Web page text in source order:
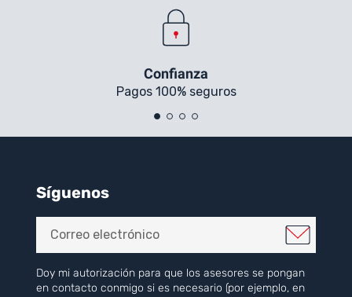
Confianza
Pagos 100% seguros
Síguenos
Doy mi autorización para que los asesores se pongan
en contacto conmigo si es necesario (por ejemplo, en